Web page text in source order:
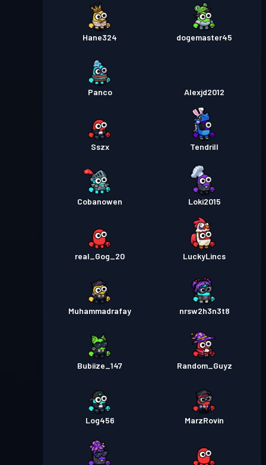
Hane324 dogemaster45
Panco Alexjd2012
Sszx Tendrill
Cobanowen Loki2015
real_Gog_20 LuckyLincs
Muhammadrafay nrsw2h3n3t8
Bubiize_147 Random_Guyz
Log456 MarzRovin